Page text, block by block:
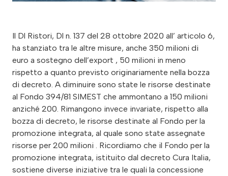
Il Dl Ristori, Dl n. 137 del 28 ottobre 2020 all’ articolo 6,
ha stanziato tra le altre misure, anche 350 milioni di
euro a sostegno dell’export , 50 milioni in meno
rispetto a quanto previsto originariamente nella bozza
di decreto. A diminuire sono state le risorse destinate
al Fondo 394/81 SIMEST che ammontano a 150 milioni
anziché 200. Rimangono invece invariate, rispetto alla
bozza di decreto, le risorse destinate al Fondo per la
promozione integrata, al quale sono state assegnate
risorse per 200 milioni . Ricordiamo che il Fondo per la
promozione integrata, istituito dal decreto Cura Italia,
sostiene diverse iniziative tra le quali la concessione